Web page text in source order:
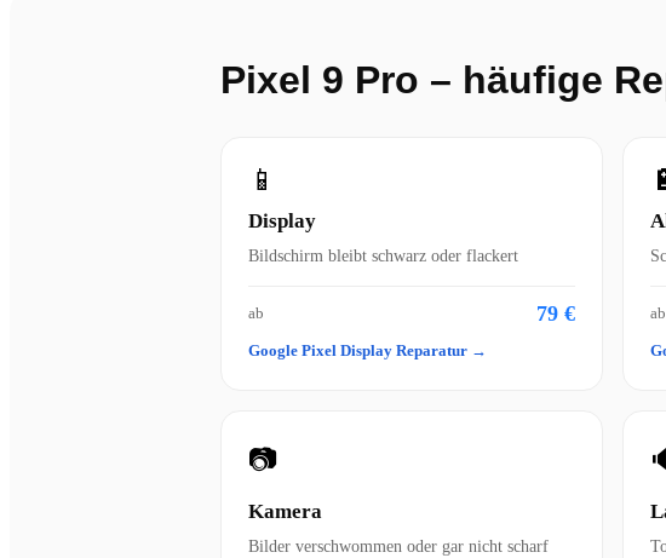
Pixel 9 Pro – häufige
📱
Display
Bildschirm bleibt schwarz oder flackert
ab 79 €
Google Pixel Display Reparatur →
ab
📷
Kamera
Bilder verschwommen oder gar nicht scharf